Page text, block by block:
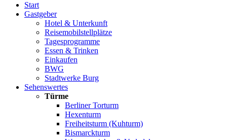
Start
Gastgeber
Hotel & Unterkunft
Reisemobilstellplätze
Tagesprogramme
Essen & Trinken
Einkaufen
BWG
Stadtwerke Burg
Sehenswertes
Türme
Berliner Torturm
Hexenturm
Freiheitsturm (Kuhturm)
Bismarckturm